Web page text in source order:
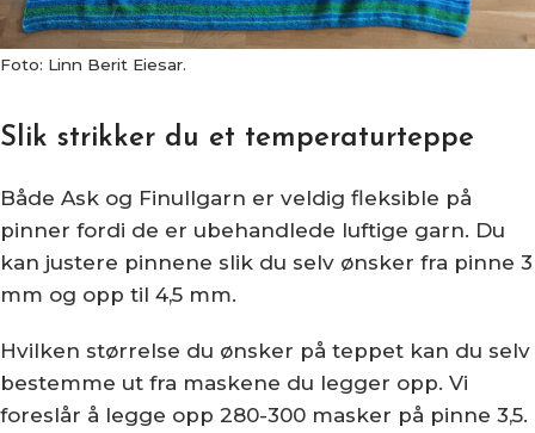
Foto: Linn Berit Eiesar.
Slik strikker du et temperaturteppe
Både Ask og Finullgarn er veldig fleksible på
pinner fordi de er ubehandlede luftige garn. Du
kan justere pinnene slik du selv ønsker fra pinne 3
mm og opp til 4,5 mm.
Hvilken størrelse du ønsker på teppet kan du selv
bestemme ut fra maskene du legger opp. Vi
foreslår å legge opp 280-300 masker på pinne 3,5.